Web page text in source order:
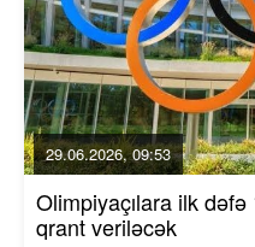
29.06.2026, 09:53
Olimpiyaçılara ilk
qrant veriləcək